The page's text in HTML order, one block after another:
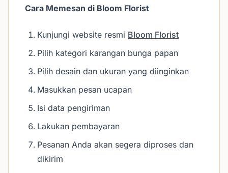
Cara Memesan di Bloom Florist
Kunjungi website resmi Bloom Florist
Pilih kategori karangan bunga papan
Pilih desain dan ukuran yang diinginkan
Masukkan pesan ucapan
Isi data pengiriman
Lakukan pembayaran
Pesanan Anda akan segera diproses dan
dikirim